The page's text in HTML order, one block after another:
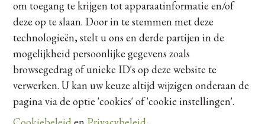
om toegang te krijgen tot apparaatinformatie en/of
deze op te slaan. Door in te stemmen met deze
technologieën, stelt u ons en derde partijen in de
mogelijkheid persoonlijke gegevens zoals
browsegedrag of unieke ID's op deze website te
verwerken. U kan uw keuze altijd wijzigen onderaan de
pagina via de optie 'cookies' of 'cookie instellingen'.
Te koop Te huur